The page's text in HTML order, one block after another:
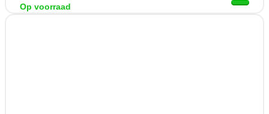
Op voorraad